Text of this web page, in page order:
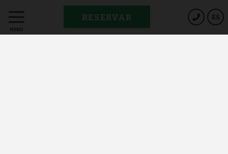
MENÚ
ES
RESERVAR
AVENIDA CATALUÑA, 20, 15570 NARÓN, A CORUÑA